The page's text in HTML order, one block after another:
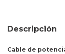
Descripción
Cable de